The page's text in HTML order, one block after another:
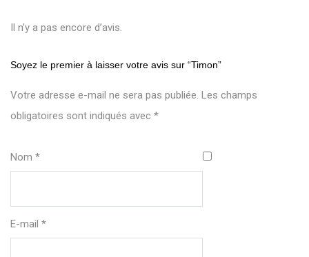
Il n’y a pas encore d’avis.
Soyez le premier à laisser votre avis sur “Timon”
Votre adresse e-mail ne sera pas publiée. Les champs
obligatoires sont indiqués avec *
Nom *
E-mail *